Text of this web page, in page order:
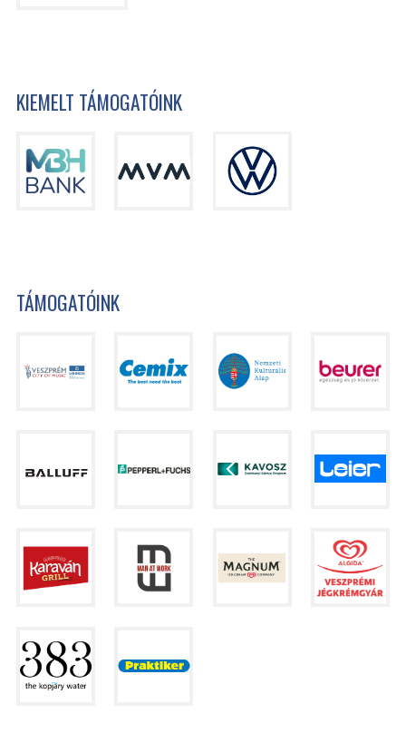
KIEMELT TÁMOGATÓINK
TÁMOGATÓINK